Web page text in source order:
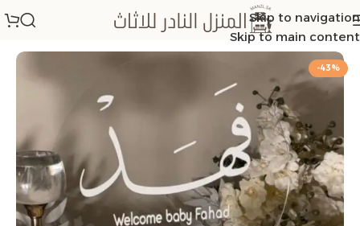
Skip to navigation
Skip to main content
الرئيسية/ترافنتينيو
-43%